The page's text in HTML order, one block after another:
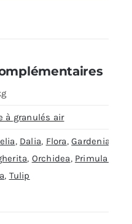
à granulés air
, Dalia, Flora,Gardenia
, Orchidea, Primula /
, Tulip